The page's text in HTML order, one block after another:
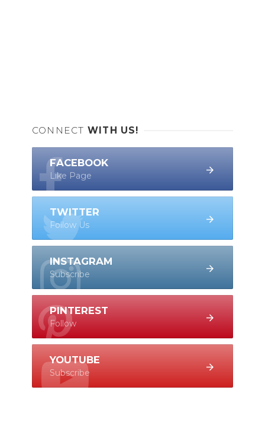
CONNECT WITH US!
FACEBOOK
Like Page
TWITTER
Follow Us
INSTAGRAM
Subscribe
PINTEREST
Follow
YOUTUBE
Subscribe